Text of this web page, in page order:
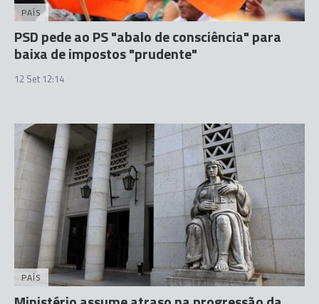
PAÍS
PSD pede ao PS "abalo de consciência" para
baixa de impostos "prudente"
12 Set 12:14
PAÍS